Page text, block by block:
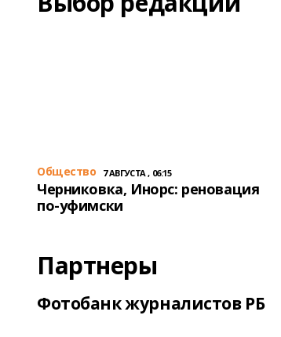
Общество 7 АВГУСТА , 06:15
Черниковка, Инорс: реновация
по-уфимски
Партнеры
Фотобанк журналистов РБ